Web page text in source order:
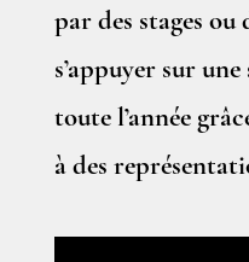
par des stages
s’appuyer sur
toute l’année
à des